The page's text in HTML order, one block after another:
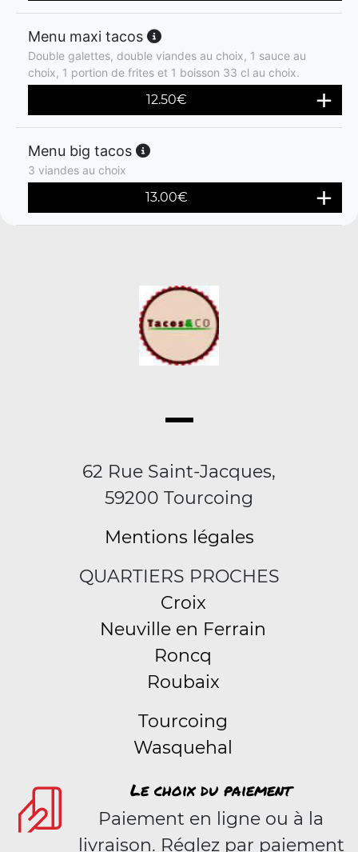
Menu maxi tacos
Double galettes, double viandes au choix, 1 sauce au
choix, 1 portion de frites et 1 boisson 33 cl au choix.
12.50€
Menu big tacos
3 viandes au choix
13.00€
62 Rue Saint-Jacques,
59200 Tourcoing
Mentions légales
QUARTIERS PROCHES
Croix
Neuville en Ferrain
Roncq
Roubaix
Tourcoing
Wasquehal
Le choix du paiement
Paiement en ligne ou à la
livraison. Réglez par paiement